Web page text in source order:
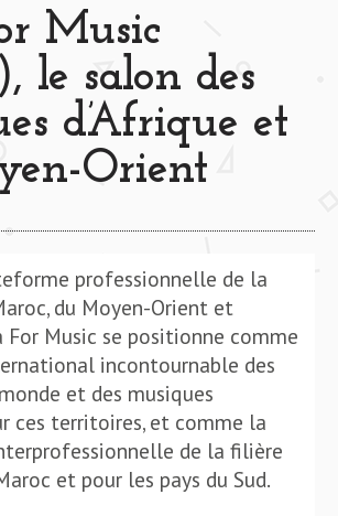
Music
le salon des
d’Afrique et
Orient
professionnelle de la
du Moyen-Orient et
For Music se positionne comme
incontournable des
et des musiques
ces territoires, et comme la
de la filière
et pour les pays du Sud.